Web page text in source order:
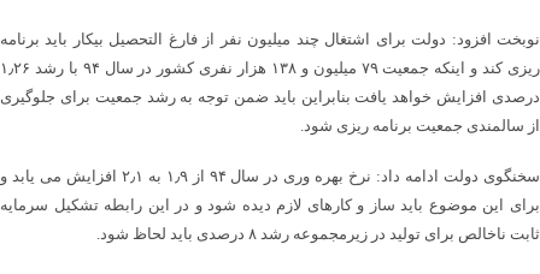
نوبخت افزود: دولت برای اشتغال چند میلیون نفر از فارغ التحصیل بیکار باید برنامه
ریزی کند و اینکه جمعیت ۷۹ میلیون و ۱۳۸ هزار نفری کشور در سال ۹۴ با رشد ۱٫۲۶
درصدی افزایش خواهد یافت بنابراین باید ضمن توجه به رشد جمعیت برای جلوگیری
از سالمندی جمعیت برنامه ریزی شود.
سخنگوی دولت ادامه داد: نرخ بهره وری در سال ۹۴ از ۱٫۹ به ۲٫۱ افزایش می یابد و
برای این موضوع باید ساز و کارهای لازم دیده شود و در این رابطه تشکیل سرمایه
ثابت ناخالص برای تولید در زیرمجموعه رشد ۸ درصدی باید لحاظ شود.